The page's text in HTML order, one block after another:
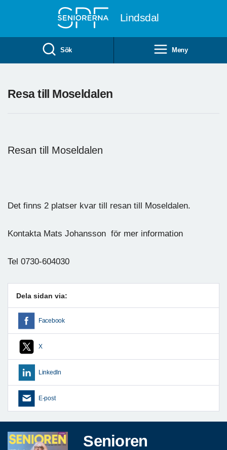
Lindsdal
Sök Meny
Resa till Moseldalen
Resan till Moseldalen
Det finns 2 platser kvar till resan till Moseldalen.
Kontakta Mats Johansson för mer information
Tel 0730-604030
Dela sidan via:
Facebook
X
LinkedIn
E-post
Senioren